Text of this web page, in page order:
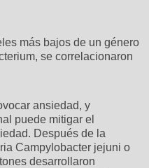
más bajos de un género
se correlacionaron
ansiedad, y
puede mitigar el
Después de la
Campylobacter jejuni o
desarrollaron